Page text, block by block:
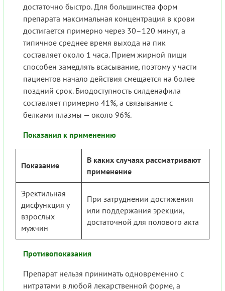
достаточно быстро. Для большинства форм
препарата максимальная концентрация в крови
достигается примерно через 30–120 минут, а
типичное среднее время выхода на пик
составляет около 1 часа. Прием жирной пищи
способен замедлять всасывание, поэтому у части
пациентов начало действия смещается на более
поздний срок. Биодоступность силденафила
составляет примерно 41%, а связывание с
белками плазмы — около 96%.
Показания к применению
Показание
В каких случаях рассматривают
применение
Эректильная
дисфункция у
взрослых
мужчин
При затруднении достижения
или поддержания эрекции,
достаточной для полового акта
Противопоказания
Препарат нельзя принимать одновременно с
нитратами в любой лекарственной форме, а